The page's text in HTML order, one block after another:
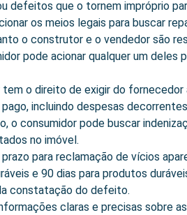
defeitos que o tornem impróprio
os meios legais para buscar
o construtor e o vendedor são
pode acionar qualquer um deles
o direito de exigir do fornecedor
incluindo despesas
o consumidor pode buscar
no imóvel.
para reclamação de vícios
e 90 dias para produtos
constatação do defeito.
claras e precisas sobre